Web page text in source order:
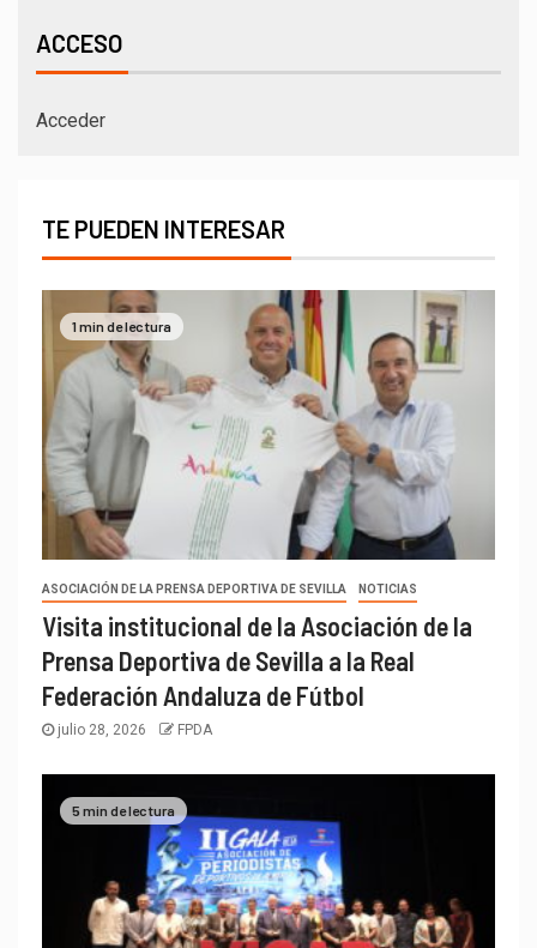
ACCESO
Acceder
TE PUEDEN INTERESAR
1 min de lectura
ASOCIACIÓN DE LA PRENSA DEPORTIVA DE SEVILLA NOTICIAS
Visita institucional de la Asociación de la
Prensa Deportiva de Sevilla a la Real
Federación Andaluza de Fútbol
julio 28, 2026 FPDA
5 min de lectura